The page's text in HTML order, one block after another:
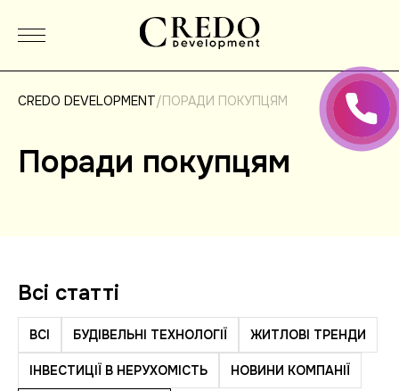
CREDO DEVELOPMENT/ПОРАДИ ПОКУПЦЯМ
Поради покупцям
Всi статтi
ВСІ БУДІВЕЛЬНІ ТЕХНОЛОГІЇ ЖИТЛОВІ ТРЕНДИ
ІНВЕСТИЦІЇ В НЕРУХОМІСТЬ НОВИНИ КОМПАНІЇ